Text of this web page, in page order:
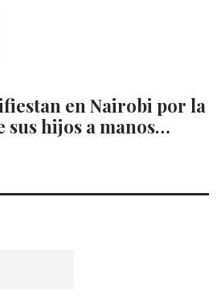
en Nairobi por la
sus hijos a manos…